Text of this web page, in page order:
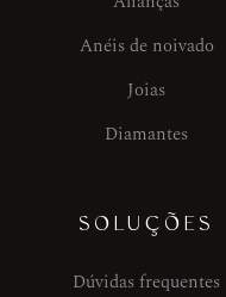
Anéis de noivado
Joias
Diamantes
SOLUÇÕES
Dúvidas frequentes